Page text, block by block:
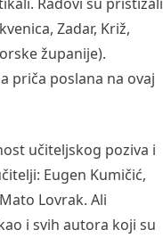
Zadar, Križ,
županije).
priča poslana na ovaj
učiteljskog poziva i
Eugen Kumičić,
Lovrak. Ali
i svih autora koji su